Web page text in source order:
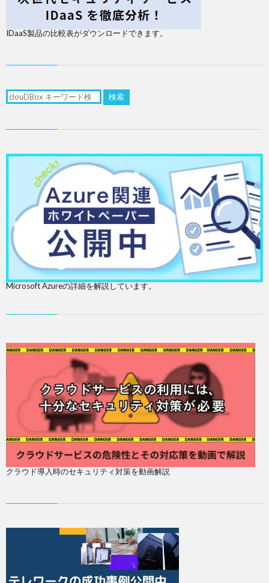
IDaaS製品の比較表がダウンロードできます。
検索
Microsoft Azureの詳細を解説しています。
クラウド導入時のセキュリティ対策を動画解説